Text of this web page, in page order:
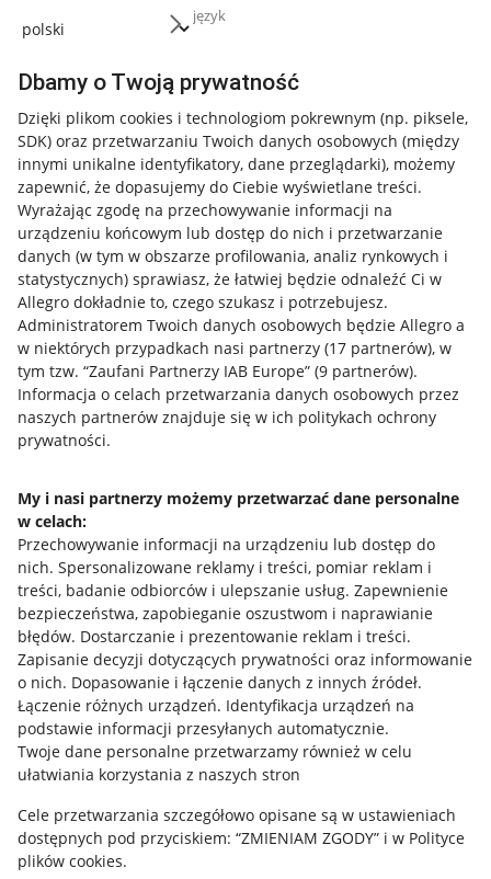
język
Dbamy o Twoją prywatność
Dzięki plikom cookies i technologiom pokrewnym (np. piksele,
SDK) oraz przetwarzaniu Twoich danych osobowych (między
innymi unikalne identyfikatory, dane przeglądarki), możemy
zapewnić, że dopasujemy do Ciebie wyświetlane treści.
Wyrażając zgodę na przechowywanie informacji na
urządzeniu końcowym lub dostęp do nich i przetwarzanie
danych (w tym w obszarze profilowania, analiz rynkowych i
statystycznych) sprawiasz, że łatwiej będzie odnaleźć Ci w
Allegro dokładnie to, czego szukasz i potrzebujesz.
Administratorem Twoich danych osobowych będzie Allegro a
w niektórych przypadkach nasi partnerzy (17 partnerów), w
tym tzw. “Zaufani Partnerzy IAB Europe” (9 partnerów).
Informacja o celach przetwarzania danych osobowych przez
naszych partnerów znajduje się w ich politykach ochrony
prywatności.
My i nasi partnerzy możemy przetwarzać dane personalne
w celach:
Przechowywanie informacji na urządzeniu lub dostęp do
nich. Spersonalizowane reklamy i treści, pomiar reklam i
treści, badanie odbiorców i ulepszanie usług. Zapewnienie
bezpieczeństwa, zapobieganie oszustwom i naprawianie
błędów. Dostarczanie i prezentowanie reklam i treści.
Zapisanie decyzji dotyczących prywatności oraz informowanie
o nich. Dopasowanie i łączenie danych z innych źródeł.
Łączenie różnych urządzeń. Identyfikacja urządzeń na
podstawie informacji przesyłanych automatycznie.
Twoje dane personalne przetwarzamy również w celu
ułatwiania korzystania z naszych stron
Cele przetwarzania szczegółowo opisane są w ustawieniach
dostępnych pod przyciskiem: “ZMIENIAM ZGODY” i w Polityce
plików cookies.
Przydatne informacje
Jak to działa
Allegro Gadane dla sprzedających
Allegro Gadane dla kupujących
Mapa miejscowości
Informacje prawne
Regulamin
Polityka plików "cookies"
Ustawienia plików "cookies"
Udostępnianie lokalizacji
Informacje dla Aktu o Usługach Cyfrowych